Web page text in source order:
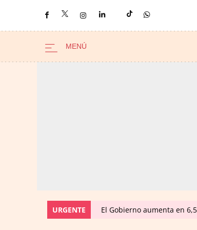
URGENTE El Gobierno aumenta en